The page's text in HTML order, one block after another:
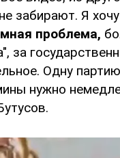
забирают. Я
проблема,
за
Одну
нужно